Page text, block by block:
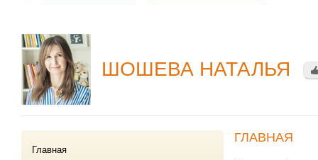
ШОШЕВА НАТАЛЬЯ
Главная
ГЛАВНАЯ